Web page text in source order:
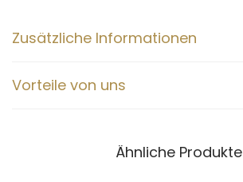
Zusätzliche Informationen
Vorteile von uns
Ähnliche Produkte